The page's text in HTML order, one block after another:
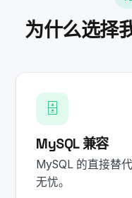
为什么选择
🗄️
MySQL 兼容
MySQL 的直接替
无忧。